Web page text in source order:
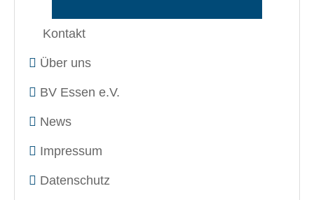
Kontakt
Über uns
BV Essen e.V.
News
Impressum
Datenschutz